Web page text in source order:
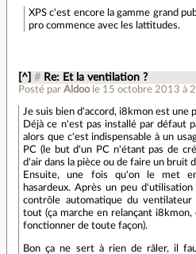
XPS c'est encore la gamme grand
pro commence avec les lattitudes.
[^] # Re: Et la ventilation ?
Posté parAldoo le 15 octobre 2013 à
Je suis bien d'accord, i8kmon est une
Déjà ce n'est pas installé par défaut
alors que c'est indispensable à un
PC (le but d'un PC n'étant pas de
d'air dans la pièce ou de faire un bruit
Ensuite, une fois qu'on le met
hasardeux. Après un peu
contrôle automatique du
tout (ça marche en relançant
fonctionner de toute façon).
Bon ça ne sert à rien de râler, il